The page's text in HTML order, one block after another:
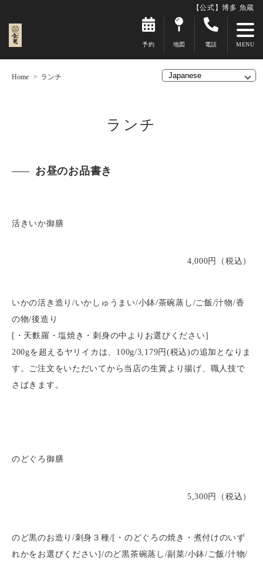
【公式】博多 魚蔵
予約 地図 電話
Home ランチ
ランチ
お昼のお品書き
活きいか御膳
4,000円（税込）
いかの活き造り/いかしゅうまい/小鉢/茶碗蒸し/ご飯/汁物/香
の物/後造り
[・天麩羅・塩焼き・刺身の中よりお選びください]
200gを超えるヤリイカは、100g/3,179円(税込)の追加となりま
す。ご注文をいただいてから当店の生簀より揚げ、職人技で
さばきます。
のどぐろ御膳
5,300円（税込）
のど黒のお造り/刺身３種/[・のどぐろの焼き・煮付けのいず
れかをお選びください]/のど黒茶碗蒸し/副菜/小鉢/ご飯/汁物/